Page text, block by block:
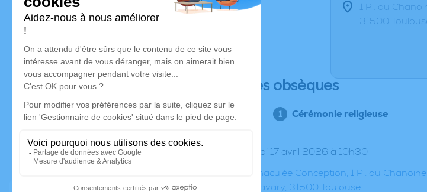
1 Pl. du
31500
Déroulé des obsèques
Cérémonie religieuse
Le vendredi 17 avril 2026 à 10h30
Eglise Immaculée Conception, 1 Pl. du Chanoine
Philippe Ravary, 31500 Toulouse